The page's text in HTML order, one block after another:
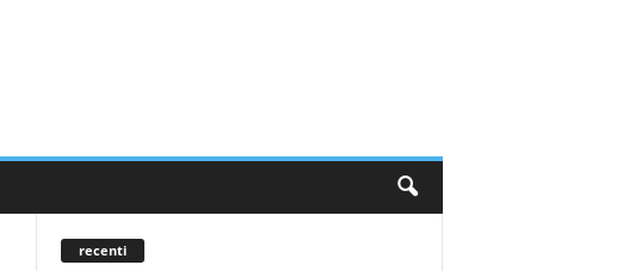
recenti